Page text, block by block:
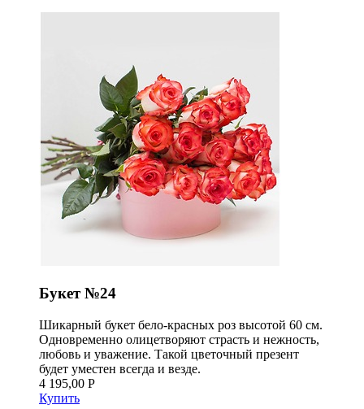
Букет №24
Шикарный букет бело-красных роз высотой 60 см.
Одновременно олицетворяют страсть и нежность,
любовь и уважение. Такой цветочный презент
будет уместен всегда и везде.
4 195,00 Р
Купить